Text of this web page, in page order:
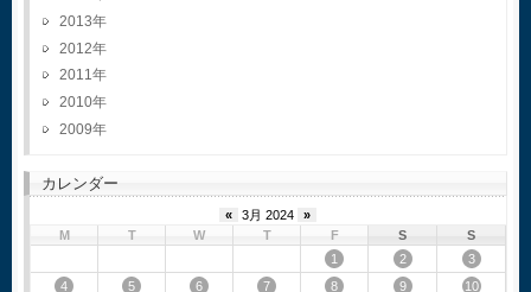
2013
2012
2011
2010
2009
カレンダー
« 3月 2024
»
M
T W T F S
S
1
2
3
4
5 6 7 8 9
10